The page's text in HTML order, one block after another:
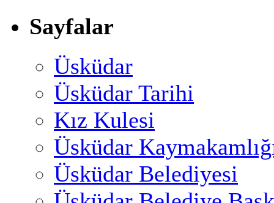
Sayfalar
Üsküdar
Üsküdar Tarihi
Kız Kulesi
Üsküdar
Üsküdar Belediyesi